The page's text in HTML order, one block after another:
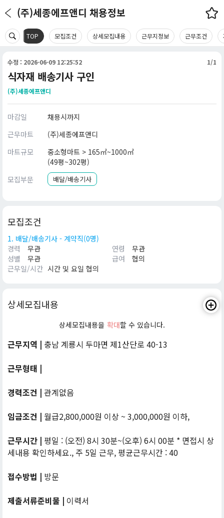
(주)세종에프앤디 채용정보
TOP 모집조건 상세모집내용 근무지정보 근무조건
수정 : 2026-06-09 12:25:52 1/1
식자재 배송기사 구인
(주)세종에프앤디
마감일
채용시까지
근무마트
(주)세종에프앤디
마트규모
중소형마트 > 165㎡~1000㎡
(49평~302평)
모집부문
배달/배송기사
모집조건
1. 배달/배송기사 - 계약직(0명)
경력
무관 연령
무관
성별
무관 급여
협의
근무일/시간 시간 및 요일 협의
상세모집내용
상세모집내용을 확대할 수 있습니다.
근무지역 | 충남 계룡시 두마면 제1산단로 40-13
근무형태 |
경력조건 | 관계없음
임금조건 | 월급2,800,000원 이상 ~ 3,000,000원 이하,
근무시간 | 평일 : (오전) 8시 30분~(오후) 6시 00분 * 면접시 상
세내용 확인하세요., 주 5일 근무, 평균근무시간 : 40
접수방법 | 방문
제출서류준비물 | 이력서